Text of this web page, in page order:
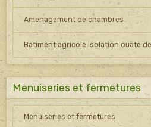
Aménagement de chambres
Batiment agricole isolation ouate
Menuiseries et fermetures
Menuiseries et fermetures